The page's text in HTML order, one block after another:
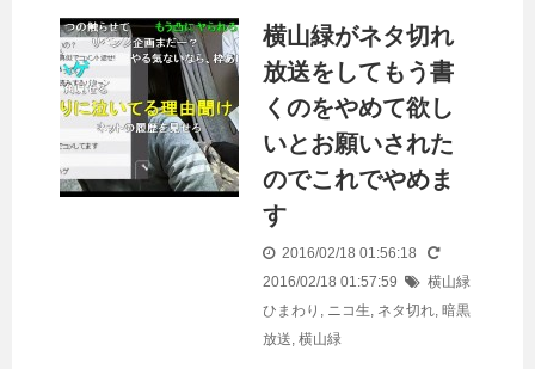
横山緑がネタ切れ
放送をしてもう書
くのをやめて欲し
いとお願いされた
のでこれでやめま
す
2016/02/18 01:56:18
2016/02/18 01:57:59
横山緑
ひまわり , ニコ生, ネタ切れ, 暗黒
放送, 横山緑